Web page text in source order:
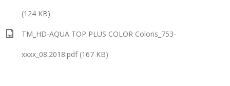
(124 KB)
TM_HD-AQUA TOP PLUS COLOR Coloris_753-
xxxx_08.2018.pdf (167 KB)